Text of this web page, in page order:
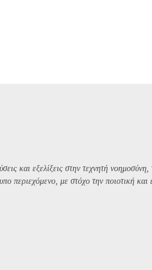
και εξελίξεις στην τεχνητή νοημοσύνη,
περιεχόμενο, με στόχο την ποιοτική και